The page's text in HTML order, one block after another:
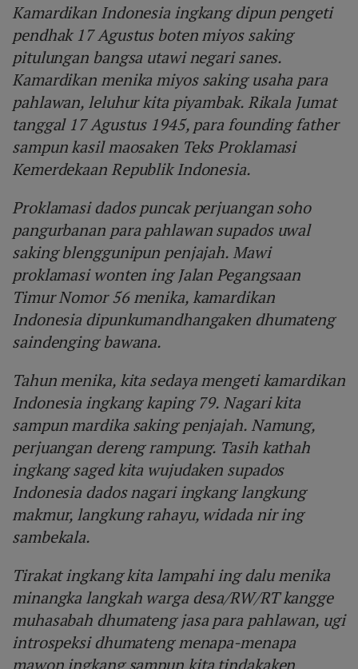
Kamardikan Indonesia ingkang dipun pengeti
pendhak 17 Agustus boten miyos saking
pitulungan bangsa utawi negari sanes.
Kamardikan menika miyos saking usaha para
pahlawan, leluhur kita piyambak. Rikala Jumat
tanggal 17 Agustus 1945, para founding father
sampun kasil maosaken Teks Proklamasi
Kemerdekaan Republik Indonesia.
Proklamasi dados puncak perjuangan soho
pangurbanan para pahlawan supados uwal
saking blenggunipun penjajah. Mawi
proklamasi wonten ing Jalan Pegangsaan
Timur Nomor 56 menika, kamardikan
Indonesia dipunkumandhangaken dhumateng
saindenging bawana.
Tahun menika, kita sedaya mengeti kamardikan
Indonesia ingkang kaping 79. Nagari kita
sampun mardika saking penjajah. Namung,
perjuangan dereng rampung. Tasih kathah
ingkang saged kita wujudaken supados
Indonesia dados nagari ingkang langkung
makmur, langkung rahayu, widada nir ing
sambekala.
Tirakat ingkang kita lampahi ing dalu menika
minangka langkah warga desa/RW/RT kangge
muhasabah dhumateng jasa para pahlawan, ugi
introspeksi dhumateng menapa-menapa
mawon ingkang sampun kita tindakaken